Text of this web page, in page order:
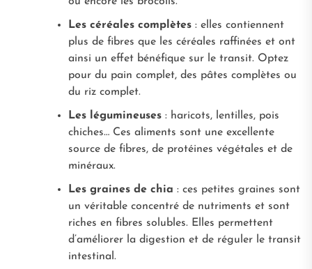
Les céréales complètes: elles contiennent
plus de fibres que les céréales raffinées et ont
ainsi un effet bénéfique sur le transit. Optez
pour du pain complet, des pâtes complètes ou
du riz complet.
Les légumineuses: haricots, lentilles, pois
chiches… Ces aliments sont une excellente
source de fibres, de protéines végétales et de
minéraux.
Les graines de chia : ces petites graines sont
un véritable concentré de nutriments et sont
riches en fibres solubles. Elles permettent
d’améliorer la digestion et de réguler le transit
intestinal.